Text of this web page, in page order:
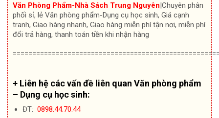
Văn Phòng Phẩm-Nhà Sách Trung Nguyên|Chuyên phân
phối sỉ, lẻ Văn phòng phẩm-Dụng cụ học sinh, Giá cạnh
tranh, Giao hàng nhanh, Giao hàng miễn phí tận nơi, miễn phí
đổi trả hàng, thanh toán tiền khi nhận hàng
+ Liên hệ các vấn đề liên quan Văn phòng phẩm
– Dụng cụ học sinh:
ĐT: 0898.44.70.44